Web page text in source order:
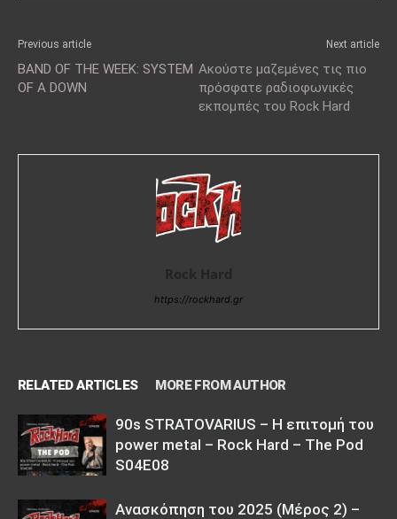
Previous article
BAND OF THE WEEK: SYSTEM
OF A DOWN
Next article
Ακούστε μαζεμένες τις πιο
πρόσφατε ραδιοφωνικές
εκπομπές του Rock Hard
https://rockhard.gr
RELATED ARTICLES MORE FROM AUTHOR
90s STRATOVARIUS – Η επιτομή του
power metal – Rock Hard – The Pod
S04E08
Ανασκόπηση του 2025 (Μέρος 2) –